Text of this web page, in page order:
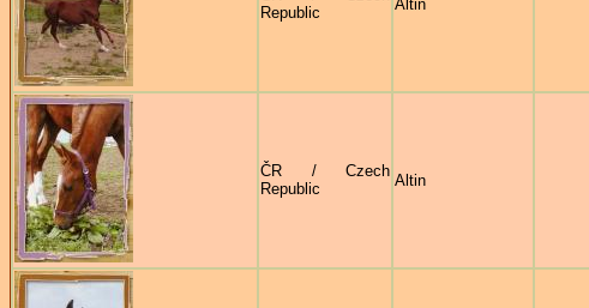
Republic
Altin
ČR / Czech
Republic
Altin